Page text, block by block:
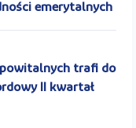
emerytalnych
powitalnych trafi do
II kwartał